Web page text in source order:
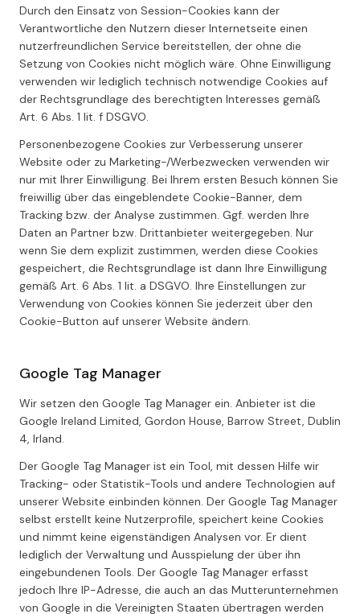
Durch den Einsatz von Session-Cookies kann der
Verantwortliche den Nutzern dieser Internetseite einen
nutzerfreundlichen Service bereitstellen, der ohne die
Setzung von Cookies nicht möglich wäre. Ohne Einwilligung
verwenden wir lediglich technisch notwendige Cookies auf
der Rechtsgrundlage des berechtigten Interesses gemäß
Art. 6 Abs. 1 lit. f DSGVO.
Personenbezogene Cookies zur Verbesserung unserer
Website oder zu Marketing-/Werbezwecken verwenden wir
nur mit Ihrer Einwilligung. Bei Ihrem ersten Besuch können Sie
freiwillig über das eingeblendete Cookie-Banner, dem
Tracking bzw. der Analyse zustimmen. Ggf. werden Ihre
Daten an Partner bzw. Drittanbieter weitergegeben. Nur
wenn Sie dem explizit zustimmen, werden diese Cookies
gespeichert, die Rechtsgrundlage ist dann Ihre Einwilligung
gemäß Art. 6 Abs. 1 lit. a DSGVO. Ihre Einstellungen zur
Verwendung von Cookies können Sie jederzeit über den
Cookie-Button auf unserer Website ändern.
Google Tag Manager
Wir setzen den Google Tag Manager ein. Anbieter ist die
Google Ireland Limited, Gordon House, Barrow Street, Dublin
4, Irland.
Der Google Tag Manager ist ein Tool, mit dessen Hilfe wir
Tracking- oder Statistik-Tools und andere Technologien auf
unserer Website einbinden können. Der Google Tag Manager
selbst erstellt keine Nutzerprofile, speichert keine Cookies
und nimmt keine eigenständigen Analysen vor. Er dient
lediglich der Verwaltung und Ausspielung der über ihn
eingebundenen Tools. Der Google Tag Manager erfasst
jedoch Ihre IP-Adresse, die auch an das Mutterunternehmen
von Google in die Vereinigten Staaten übertragen werden